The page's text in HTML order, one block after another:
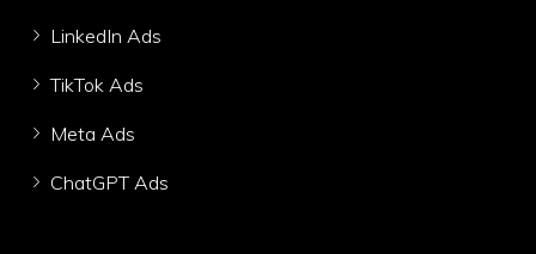
LinkedIn Ads
TikTok Ads
Meta Ads
ChatGPT Ads